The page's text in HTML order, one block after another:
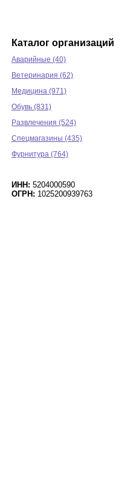
Каталог организаций
Аварийные (40)
Ветеринария (62)
Медицина (971)
Обувь (831)
Развлечения (524)
Спецмагазины (435)
Фурнитура (764)
ИНН: 5204000590
ОГРН: 1025200939763